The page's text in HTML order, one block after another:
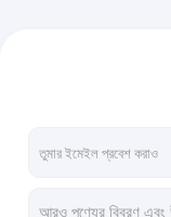
ড্রিলিং কাদা কেন্দ্রতত্ত্বে